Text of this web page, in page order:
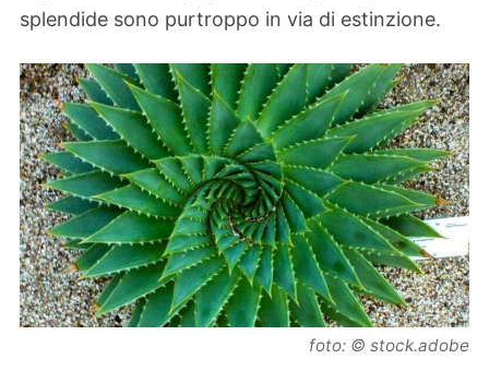
splendide sono purtroppo in via di estinzione.
foto: © stock.adobe